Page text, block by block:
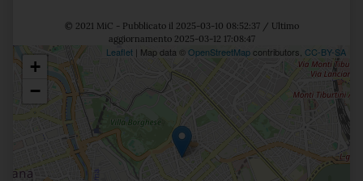
© 2021 MiC - Pubblicato il 2025-03-10 08:52:37 / Ultimo
aggiornamento 2025-03-12 17:08:47
Posizione
+
−
Leaflet | Map data © OpenStreetMapcontributors, CC-BY-SA